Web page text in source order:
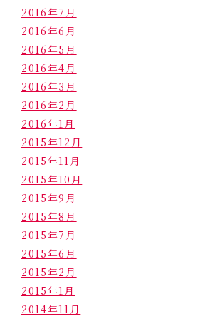
2016年7月
2016年6月
2016年5月
2016年4月
2016年3月
2016年2月
2016年1月
2015年12月
2015年11月
2015年10月
2015年9月
2015年8月
2015年7月
2015年6月
2015年2月
2015年1月
2014年11月